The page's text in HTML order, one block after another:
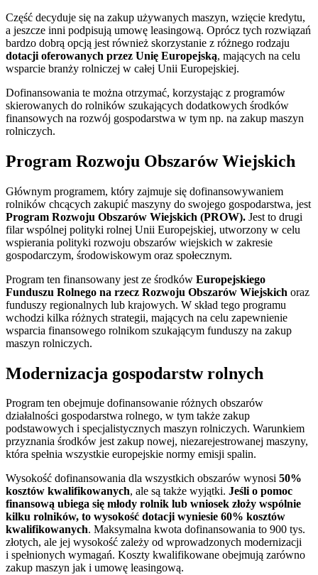
Część decyduje się na zakup używanych maszyn, wzięcie kredytu,
a jeszcze inni podpisują umowę leasingową. Oprócz tych rozwiązań
bardzo dobrą opcją jest również skorzystanie z różnego rodzaju
dotacji oferowanych przez Unię Europejską, mających na celu
wsparcie branży rolniczej w całej Unii Europejskiej.
Dofinansowania te można otrzymać, korzystając z programów
skierowanych do rolników szukających dodatkowych środków
finansowych na rozwój gospodarstwa w tym np. na zakup maszyn
rolniczych.
Program Rozwoju Obszarów Wiejskich
Głównym programem, który zajmuje się dofinansowywaniem
rolników chcących zakupić maszyny do swojego gospodarstwa, jest
Program Rozwoju Obszarów Wiejskich (PROW). Jest to drugi
filar wspólnej polityki rolnej Unii Europejskiej, utworzony w celu
wspierania polityki rozwoju obszarów wiejskich w zakresie
gospodarczym, środowiskowym oraz społecznym.
Program ten finansowany jest ze środków Europejskiego
Funduszu Rolnego na rzecz Rozwoju Obszarów Wiejskich oraz
funduszy regionalnych lub krajowych. W skład tego programu
wchodzi kilka różnych strategii, mających na celu zapewnienie
wsparcia finansowego rolnikom szukającym funduszy na zakup
maszyn rolniczych.
Modernizacja gospodarstw rolnych
Program ten obejmuje dofinansowanie różnych obszarów
działalności gospodarstwa rolnego, w tym także zakup
podstawowych i specjalistycznych maszyn rolniczych. Warunkiem
przyznania środków jest zakup nowej, niezarejestrowanej maszyny,
która spełnia wszystkie europejskie normy emisji spalin.
Wysokość dofinansowania dla wszystkich obszarów wynosi 50%
kosztów kwalifikowanych, ale są także wyjątki. Jeśli o pomoc
finansową ubiega się młody rolnik lub wniosek złoży wspólnie
kilku rolników, to wysokość dotacji wyniesie 60% kosztów
kwalifikowanych. Maksymalna kwota dofinansowania to 900 tys.
złotych, ale jej wysokość zależy od wprowadzonych modernizacji
i spełnionych wymagań. Koszty kwalifikowane obejmują zarówno
zakup maszyn jak i umowę leasingową.